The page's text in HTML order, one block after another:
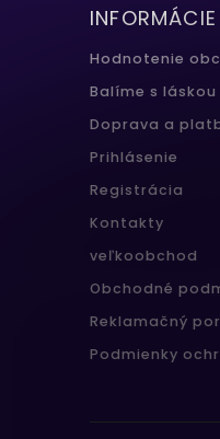
Hodnotenie
Balíme s láskou
Doprava a
Prihlásenie
Registrácia
Kontakty
veľkoobchod
Obchodné
Reklamačný
Podmienky